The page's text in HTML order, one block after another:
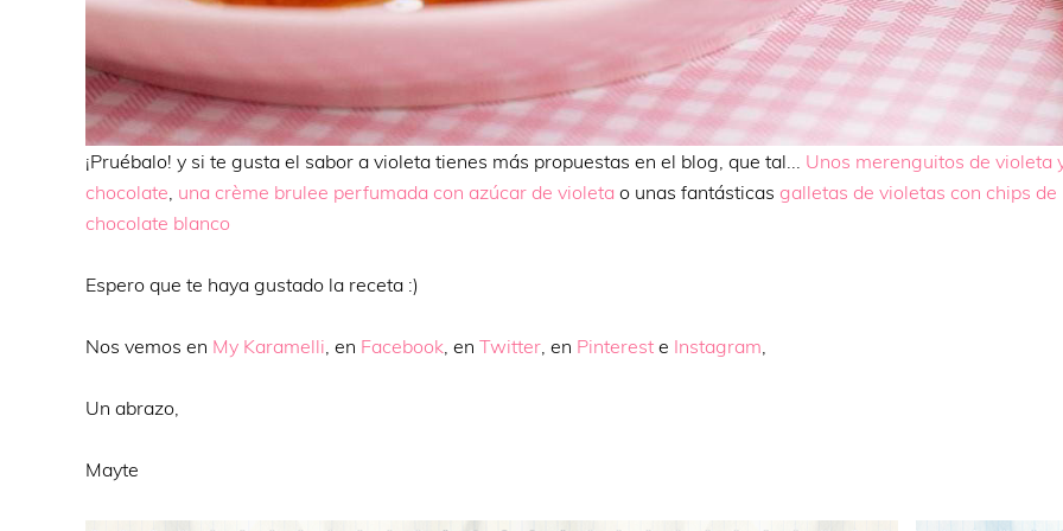
¡Pruébalo! y si te gusta el sabor a violeta tienes más propuestas en el blog, que tal... Unos merenguitos de violeta
chocolate una crème brulee perfumada con azúcar de violeta o unas fantásticas galletas de violetas con chips de
chocolate blanco
Espero que te haya gustado la receta :)
Nos vemos en My Karamelli , en Facebook , en Twitter , en Pinterest e Instagram
Un abrazo,
Mayte